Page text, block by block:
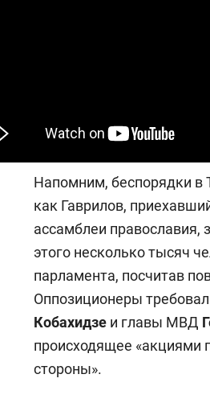
Напомним, беспорядки в
как Гаврилов,
ассамблеи православия,
этого несколько тысяч
парламента, посчитав
Оппозиционеры
Кобахидзе и главы МВД
происходящее «акциями
стороны».